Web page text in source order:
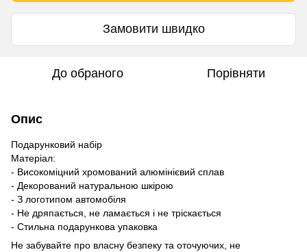
Замовити швидко
До обраного Порівняти
Опис
Подарунковий набір
Матеріал:
- Високоміцний хромований алюмінієвий сплав
- Декорований натуральною шкірою
- З логотипом автомобіля
- Не дряпається, не ламається і не тріскається
- Стильна подарункова упаковка
Не забувайте про власну безпеку та оточуючих, не